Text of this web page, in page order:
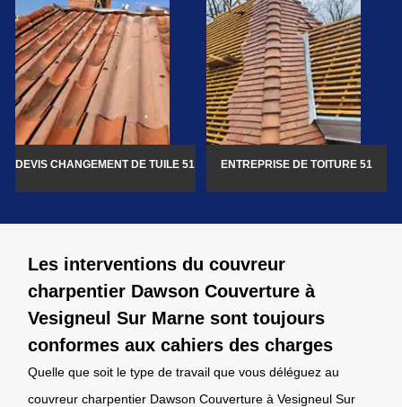
DEVIS CHANGEMENT DE TUILE 51 ENTREPRISE DE TOITURE 51
Les interventions du couvreur
charpentier Dawson Couverture à
Vesigneul Sur Marne sont toujours
conformes aux cahiers des charges
Quelle que soit le type de travail que vous déléguez au
couvreur charpentier Dawson Couverture à Vesigneul Sur